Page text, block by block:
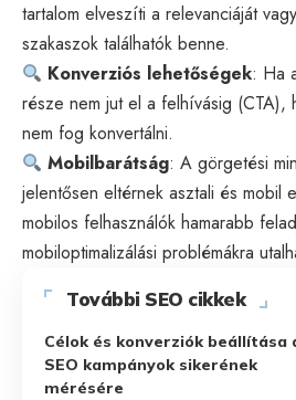
tartalom elveszíti a relevanciáját
szakaszok találhatók benne.
Konverziós lehetőségek: Ha
része nem jut el a felhívásig (CTA),
nem fog konvertálni.
Mobilbarátság: A görgetési
jelentősen eltérnek asztali és mobil
mobilos felhasználók hamarabb
mobiloptimalizálási problémákra
További SEO cikkek
Célok és konverziók beállítása
SEO kampányok sikerének
mérésére